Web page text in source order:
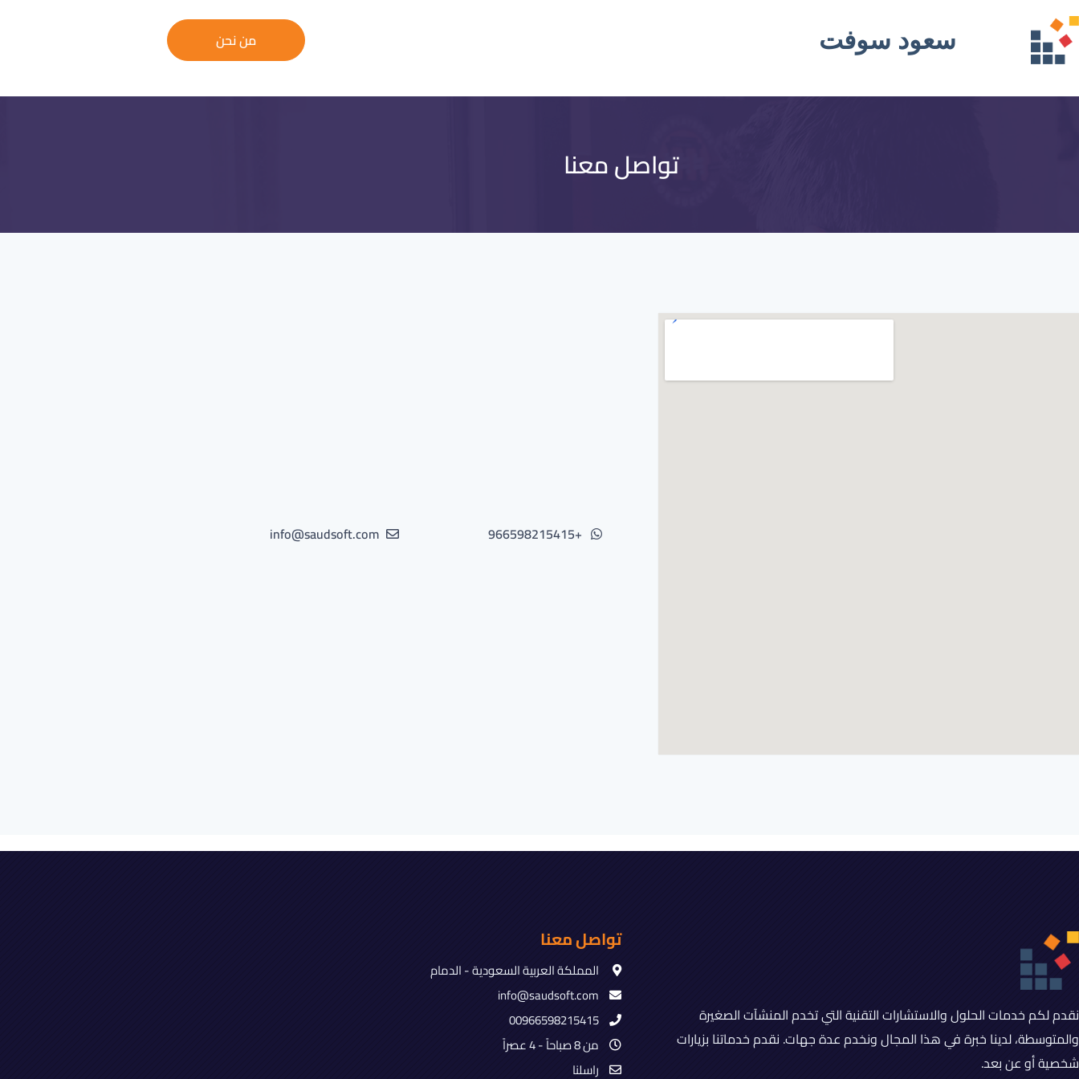
سعود سوفت من نحن
تواصل معنا
+966598215415
info@saudsoft.com
نقدم لكم خدمات الحلول والاستشارات التقنية التي تخدم المنشآت الصغيرة
والمتوسطة، لدينا خبرة في هذا المجال ونخدم عدة جهات. نقدم خدماتنا بزيارات
شخصية أو عن بعد.
تواصل معنا
المملكة العربية السعودية - الدمام
info@saudsoft.com
00966598215415
من 8 صباحاً - 4 عصراً
راسلنا